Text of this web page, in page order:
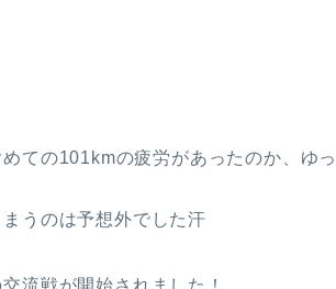
ての101kmの疲労があったのか、ゆ
うのは予想外でした汗
流戦が開始されました！